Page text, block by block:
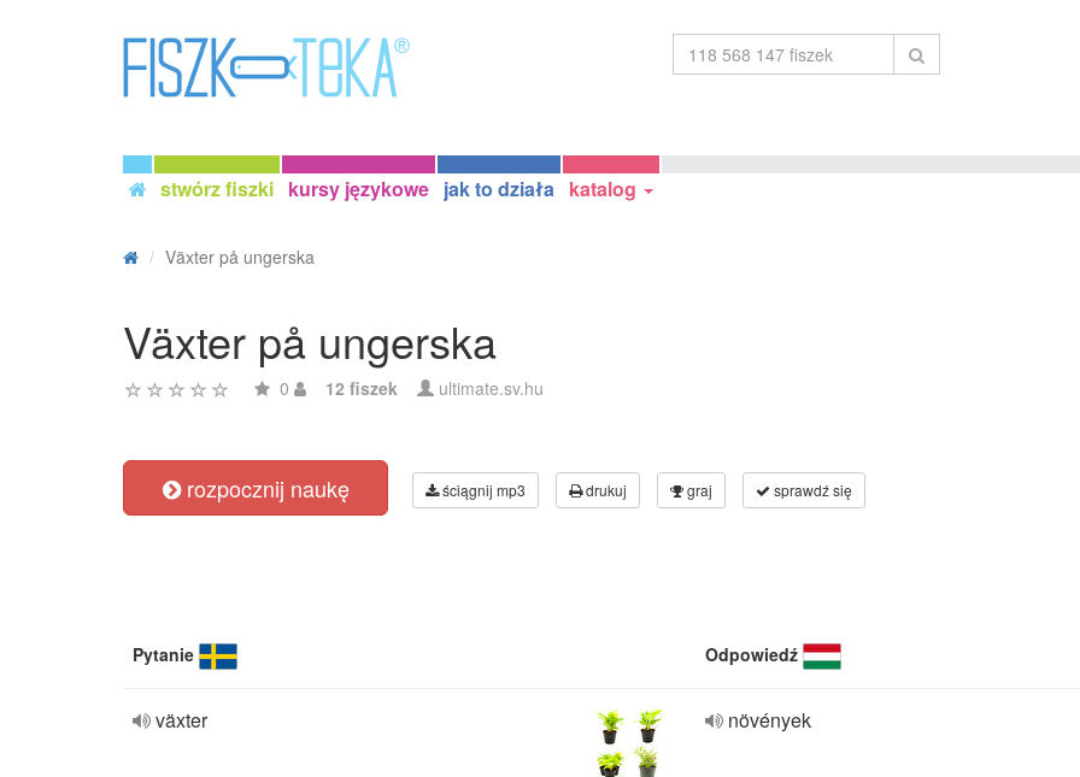
stwórz fiszki kursy językowe jak to działa katalog
Växter på ungerska
Växter på ungerska
0 12 fiszek ultimate.sv.hu
rozpocznij naukę ściągnij mp3 drukuj graj sprawdź się
Pytanie Odpowiedź
växter növények